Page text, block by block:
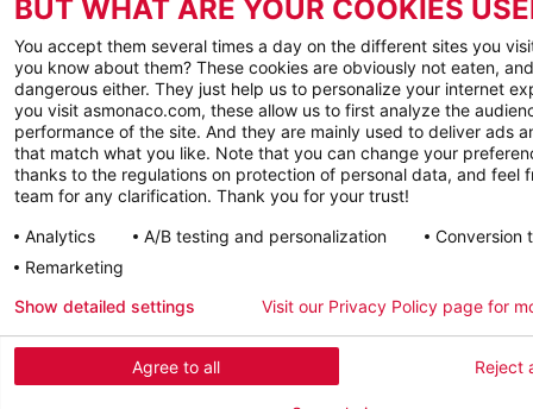
BUT WHAT ARE YOUR COOKIES
You accept them several times a day on the different sites you
you know about them? These cookies are obviously not eaten,
dangerous either. They just help us to personalize your internet
you visit asmonaco.com, these allow us to first analyze the
performance of the site. And they are mainly used to deliver ads
that match what you like. Note that you can change your
thanks to the regulations on protection of personal data, and feel
team for any clarification. Thank you for your trust!
Analytics
A/B testing and personalization
Conversion
Remarketing
Agree to all Reject
Show detailed settings Visit our Privacy Policy page for